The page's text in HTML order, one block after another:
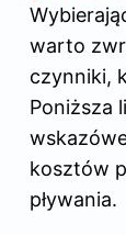
warto
czynniki,
Poniższa
kosztów
pływania.